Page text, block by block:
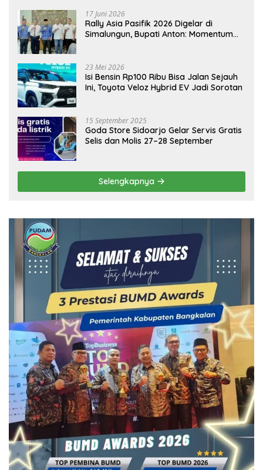
17 Juni 2026
Rally Asia Pasifik 2026 Digelar di
Simalungun, Bupati Anton: Momentum
23 Mei 2026
Isi Bensin Rp100 Ribu Bisa Jalan Sejauh
Ini, Toyota Veloz Hybrid EV Jadi Sorotan
15 September 2025
Goda Store Sidoarjo Gelar Servis Gratis
Selis dan Molis 27–28 September
Selengkapnya